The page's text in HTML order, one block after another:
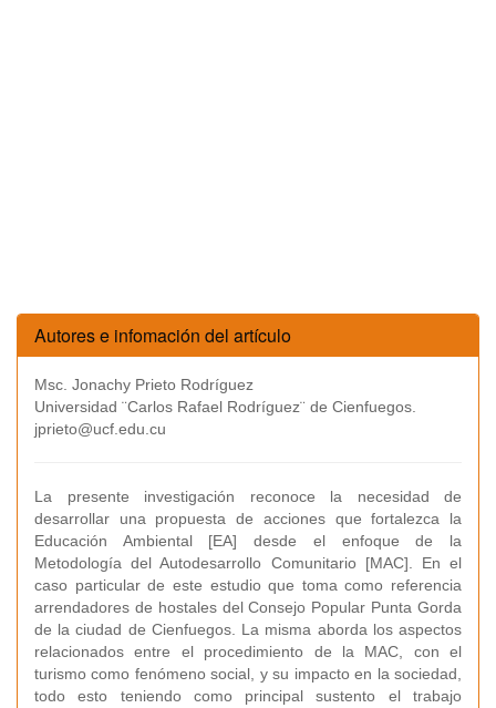
Autores e infomación del artículo
Msc. Jonachy Prieto Rodríguez
Universidad ¨Carlos Rafael Rodríguez¨ de Cienfuegos.
jprieto@ucf.edu.cu
La presente investigación reconoce la necesidad de
desarrollar una propuesta de acciones que fortalezca la
Educación Ambiental [EA] desde el enfoque de la
Metodología del Autodesarrollo Comunitario [MAC]. En el
caso particular de este estudio que toma como referencia
arrendadores de hostales del Consejo Popular Punta Gorda
de la ciudad de Cienfuegos. La misma aborda los aspectos
relacionados entre el procedimiento de la MAC, con el
turismo como fenómeno social, y su impacto en la sociedad,
todo esto teniendo como principal sustento el trabajo